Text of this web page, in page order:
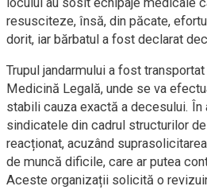
resusciteze, însă, din păcate,
dorit, iar bărbatul a fost declarat
Trupul jandarmului a fost
Medicină Legală, unde se va
stabili cauza exactă a decesului.
sindicatele din cadrul structurilor
reacționat, acuzând
de muncă dificile, care ar putea
Aceste organizații solicită o